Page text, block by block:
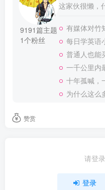
9191篇主题
1个粉丝
这家伙很懒，
有媒体对竹
每日学英语
普通人也能买的
一千公里内
十年孤喊，
为什么这么多车
赞赏
请登
登录